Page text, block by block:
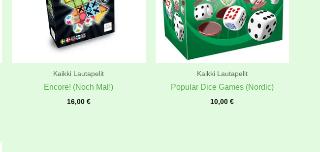
Kaikki Lautapelit
Encore! (Noch Mal!)
16,00 €
Kaikki Lautapelit
Popular Dice Games (Nordic)
10,00€